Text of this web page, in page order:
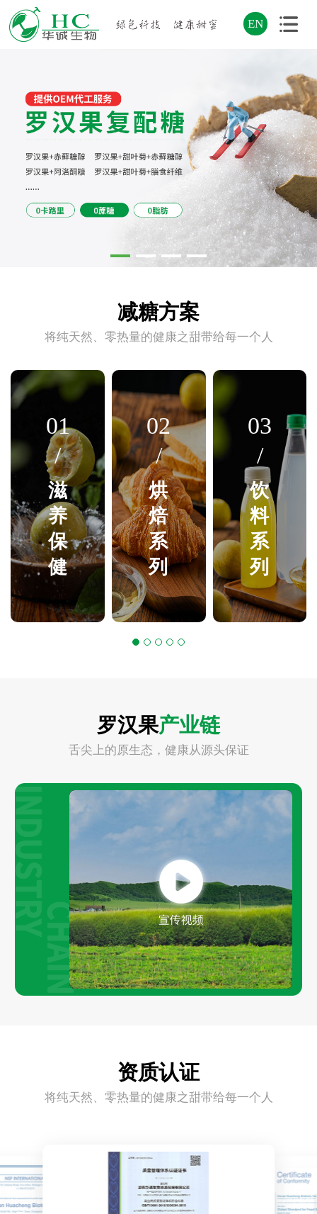
EN
减糖方案
将纯天然、零热量的健康之甜带给每一个人
01
/
滋
养
保
健
02
/
烘
焙
系
列
03
/
饮
料
系
列
罗汉果产业链
舌尖上的原生态，健康从源头保证
Video
资质认证
将纯天然、零热量的健康之甜带给每一个人